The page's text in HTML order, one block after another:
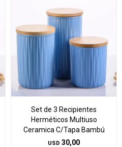
Set de 3 Recipientes
Herméticos Multiuso
Ceramica C/Tapa Bambú
USD 30,00